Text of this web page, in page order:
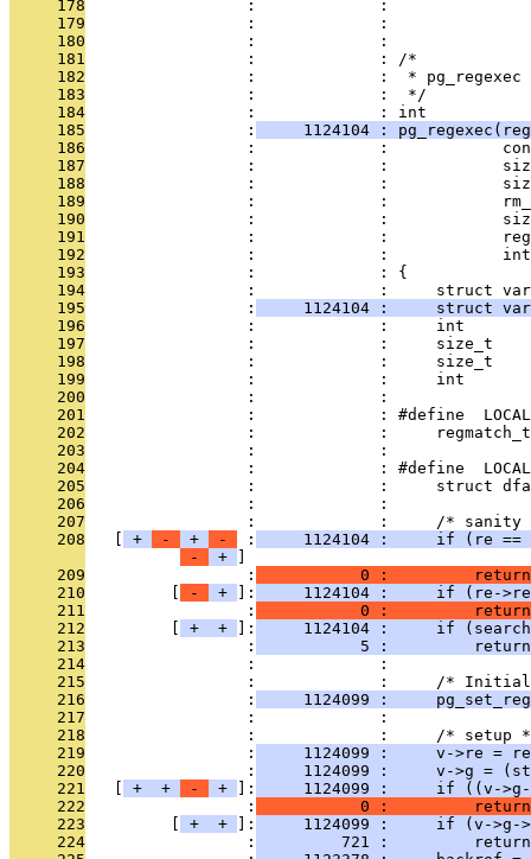
     178
:             :
     179
                 :             :
     180
                 :             :
     181
                 :             : /*
     182
:             :  * pg_regexec
     183
                 :             :  */
     184
                 :             : int
     185
                 :
1124104 :
     186
:             :
     187
:             :
     188
:             :
     189
:             :
     190
:             :
     191
:             :
     192
:             :
     193
                 :             : {
     194
:             :     struct
     195
                 :
1124104 :     struct
     196
:             :     int
     197
:             :     size_t
     198
:             :     size_t
     199
:             :     int
     200
                 :             :
     201
:             : #define
     202
:             :
     203
                 :             :
     204
:             : #define
     205
:             :     struct
     206
                 :             :
     207
:             :     /* sanity
     208
+ - + - :
1124104 :     if (re ==
-
+
     209
                 :
0 :
     210
- + ]:
1124104 :     if (re-
     211
                 :
0 :
     212
+ + ]:
1124104 :     if
     213
                 :
5 :
     214
                 :             :
     215
:             :     /*
     216
                 :
1124099 :
     217
                 :             :
     218
:             :     /* setup
     219
                 :
1124099 :     v->re =
     220
                 :
1124099 :     v->g =
     221
+ + - + ]:
1124099 :     if ((v-
     222
                 :
0 :
     223
+ + ]:
1124099 :     if (v->g-
     224
                 :
721 :